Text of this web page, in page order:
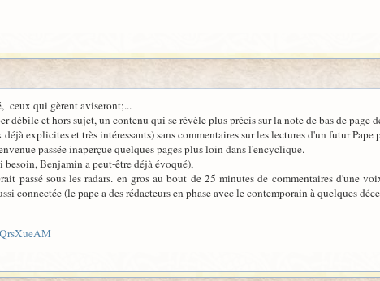
ceux qui gèrent aviseront;...
débile et hors sujet, un contenu qui se révèle plus précis sur la note de bas de
explicites et très intéressants) sans commentaires sur les lectures d'un futur Pape
passée inaperçue quelques pages plus loin dans l'encyclique.
besoin, Benjamin a peut-être déjà évoqué),
passé sous les radars. en gros au bout de 25 minutes de commentaires d'une
connectée (le pape a des rédacteurs en phase avec le contemporain à quelques